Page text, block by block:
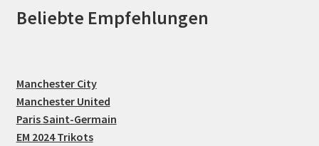
Beliebte Empfehlungen
Manchester City
Manchester United
Paris Saint-Germain
EM 2024 Trikots